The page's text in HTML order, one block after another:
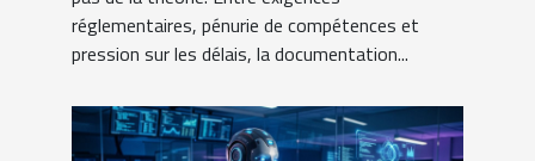
réglementaires, pénurie de compétences et
pression sur les délais, la documentation...